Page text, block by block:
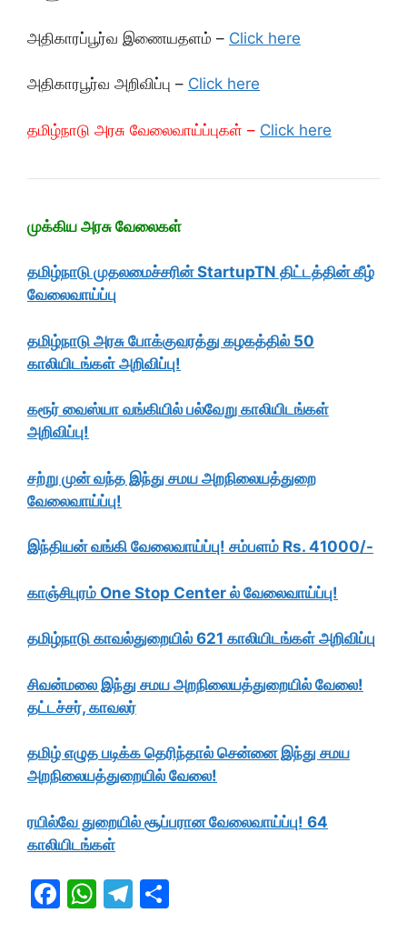
அதிகாரப்பூர்வ இணையதளம் – Click here
அதிகாரபூர்வ அறிவிப்பு – Click here
தமிழ்நாடு அரசு வேலைவாய்ப்புகள் – Click here
முக்கிய அரசு வேலைகள்
தமிழ்நாடு முதலமைச்சரின் StartupTN திட்டத்தின் கீழ்
வேலைவாய்ப்பு
தமிழ்நாடு அரசு போக்குவரத்து கழகத்தில் 50
காலியிடங்கள் அறிவிப்பு!
கரூர் வைஸ்யா வங்கியில் பல்வேறு காலியிடங்கள்
அறிவிப்பு!
சற்று முன் வந்த இந்து சமய அறநிலையத்துறை
வேலைவாய்ப்பு!
இந்தியன் வங்கி வேலைவாய்ப்பு! சம்பளம் Rs. 41000/-
காஞ்சிபுரம் One Stop Center ல் வேலைவாய்ப்பு!
தமிழ்நாடு காவல்துறையில் 621 காலியிடங்கள் அறிவிப்பு
சிவன்மலை இந்து சமய அறநிலையத்துறையில் வேலை!
தட்டச்சர், காவலர்
தமிழ் எழுத படிக்க தெரிந்தால் சென்னை இந்து சமய
அறநிலையத்துறையில் வேலை!
ரயில்வே துறையில் சூப்பரான வேலைவாய்ப்பு! 64
காலியிடங்கள்
F
W T